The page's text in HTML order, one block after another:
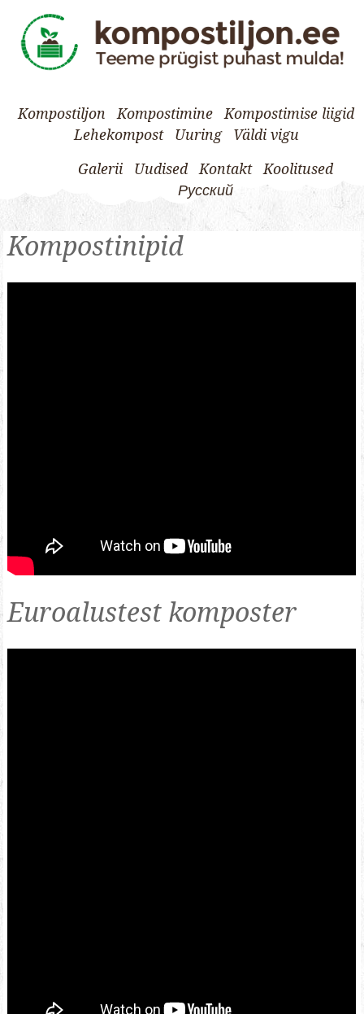
Kompostiljon Kompostimine
Kompostimise liigid
Lehekompost
Uuring Väldi vigu
Galerii Uudised Kontakt
Koolitused
Русский
Skip
to
content
Kompostinipid
Euroalustest komposter